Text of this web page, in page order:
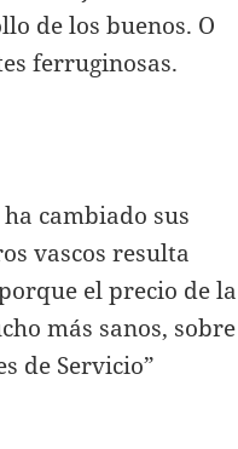
de los buenos. O
ferruginosas.
cambiado sus
vascos resulta
el precio de la
más sanos, sobre
de Servicio”